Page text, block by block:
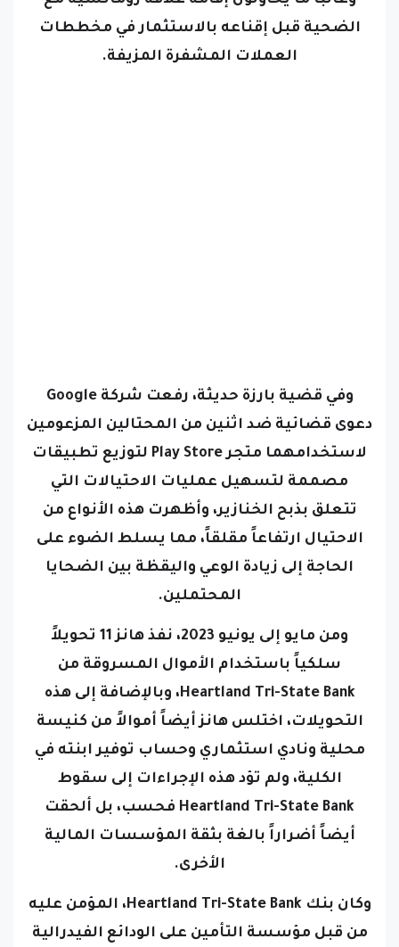
الضحية قبل إقناعه بالاستثمار في مخططات
العملات المشفرة المزيفة.
وفي قضية بارزة حديثة، رفعت شركة Google
دعوى قضائية ضد اثنين من المحتالين المزعومين
لاستخدامهما متجر Play Store لتوزيع تطبيقات
مصممة لتسهيل عمليات الاحتيالات التي
تتعلق بذبح الخنازير، وأظهرت هذه الأنواع من
الاحتيال ارتفاعاً مقلقاً، مما يسلط الضوء على
الحاجة إلى زيادة الوعي واليقظة بين الضحايا
المحتملين.
ومن مايو إلى يونيو 2023، نفذ هانز 11 تحويلاً
سلكياً باستخدام الأموال المسروقة من
Heartland Tri-State Bank، وبالإضافة إلى هذه
التحويلات، اختلس هانز أيضاً أموالاً من كنيسة
محلية ونادي استثماري وحساب توفير ابنته في
الكلية، ولم تؤد هذه الإجراءات إلى سقوط
Heartland Tri-State Bank فحسب، بل ألحقت
أيضاً أضراراً بالغة بثقة المؤسسات المالية
الأخرى.
وكان بنك Heartland Tri-State Bank، المؤمن عليه
من قبل مؤسسة التأمين على الودائع الفيدرالية